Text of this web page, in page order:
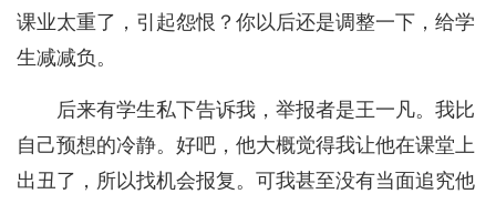
课业太重了，引起怨恨？你以后还是调整一下，给学
生减减负。
后来有学生私下告诉我，举报者是王一凡。我比
自己预想的冷静。好吧，他大概觉得我让他在课堂上
出丑了，所以找机会报复。可我甚至没有当面追究他